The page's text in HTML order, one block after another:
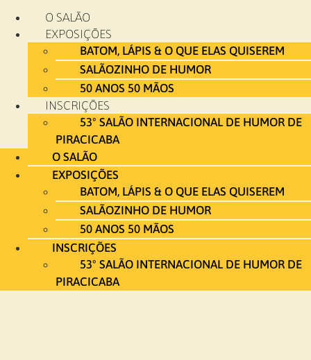
para
conteúdo
O SALÃO
EXPOSIÇÕES
BATOM, LÁPIS & O QUE ELAS QUISEREM
SALÃOZINHO DE HUMOR
50 ANOS 50 MÃOS
INSCRIÇÕES
53º SALÃO INTERNACIONAL DE HUMOR DE
PIRACICABA
O SALÃO
EXPOSIÇÕES
BATOM, LÁPIS & O QUE ELAS QUISEREM
SALÃOZINHO DE HUMOR
50 ANOS 50 MÃOS
INSCRIÇÕES
53º SALÃO INTERNACIONAL DE HUMOR DE
PIRACICABA